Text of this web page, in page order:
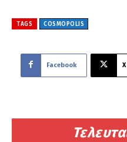
TAGS COSMOPOLIS
Facebook X